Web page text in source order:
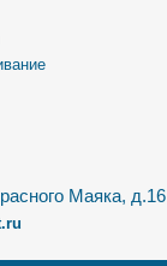
Маяка, д.16